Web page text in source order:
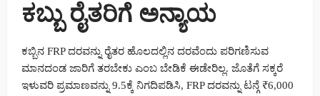
ಕಬ್ಬು ರೈತರಿಗೆ ಅನ್ಯಾಯ
ಕಬ್ಬಿನ FRP ದರವನ್ನು ರೈತರ ಹೊಲದಲ್ಲಿನ ದರವೆಂದು ಪರಿಗಣಿಸುವ
ಮಾನದಂಡ ಜಾರಿಗೆ ತರಬೇಕು ಎಂಬ ಬೇಡಿಕೆ ಈಡೇರಿಲ್ಲ. ಜೊತೆಗೆ ಸಕ್ಕರೆ
ಇಳುವರಿ ಪ್ರಮಾಣವನ್ನು 9.5ಕ್ಕೆ ನಿಗದಿಪಡಿಸಿ, FRP ದರವನ್ನು ಟನ್ಗೆ ₹6,000